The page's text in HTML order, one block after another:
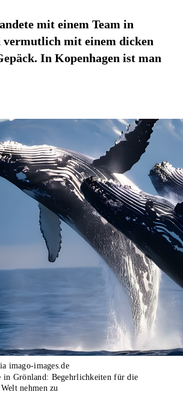
mit einem Team in
vermutlich mit einem dicken
In Kopenhagen ist man
imago-images.de
in Grönland: Begehrlichkeiten für die
nehmen zu